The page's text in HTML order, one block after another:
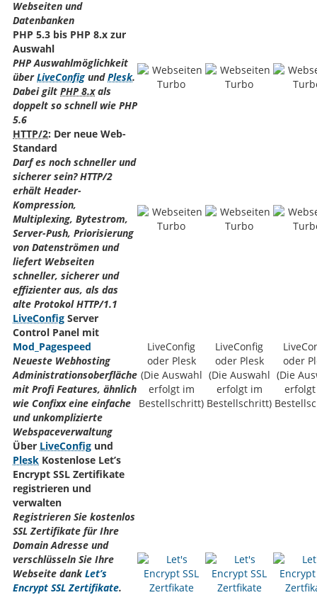
Webseiten und
Datenbanken
PHP 5.3 bis PHP 8.x zur
Auswahl
PHP Auswahlmöglichkeit
überLiveConfig undPlesk.
Dabei gilt PHP 8.xals
doppelt so schnell wie PHP
5.6
HTTP/2: Der neue Web-
Standard
Darf es noch schneller und
sicherer sein? HTTP/2
erhält Header-
Kompression,
Multiplexing, Bytestrom,
Server-Push, Priorisierung
von Datenströmen und
liefert Webseiten
schneller, sicherer und
effizienter aus, als das
alte Protokol HTTP/1.1
LiveConfig Server
Control Panel mit
Mod_Pagespeed
Neueste Webhosting
Administrationsoberfläche
mit Profi Features, ähnlich
wie Confixx eine einfache
und unkomplizierte
Webspaceverwaltung
LiveConfig
oder Plesk
(Die Auswahl
erfolgt im
Bestellschritt)
LiveConfig
oder Plesk
(Die Auswahl
erfolgt im
Bestellschritt)
oder
(Die
Über LiveConfig und
Plesk Kostenlose Let’s
Encrypt SSL Zertifikate
registrieren und
verwalten
Registrieren Sie kostenlos
SSL Zertifikate für Ihre
Domain Adresse und
verschlüsseln Sie Ihre
Webseite dankLet’s
Encrypt SSL Zertifikate.